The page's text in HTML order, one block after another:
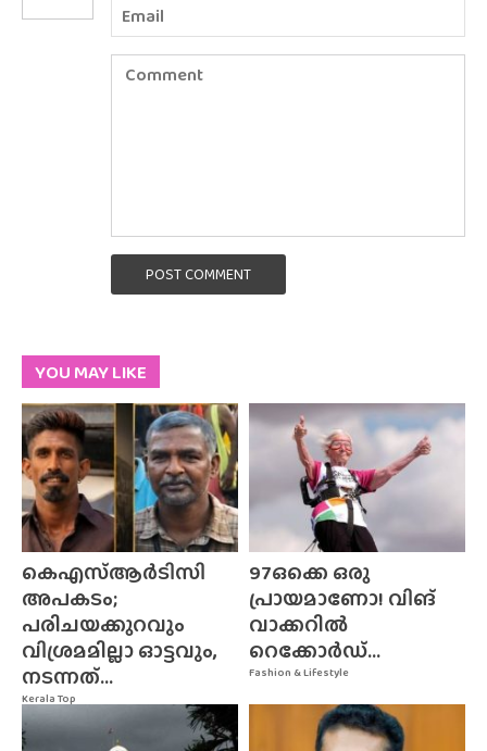
POST COMMENT
YOU MAY LIKE
Kerala Top
കെഎസ്ആർടിസി
അപകടം;
പരിചയക്കുറവും
വിശ്രമമില്ലാ ഓട്ടവും,
നടന്നത്...
Fashion & Lifestyle
97ഒക്കെ ഒരു
പ്രായമാണോ! വിങ്
വാക്കറിൽ
റെക്കോർഡ്...